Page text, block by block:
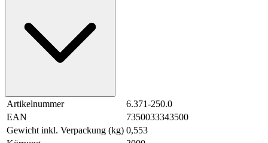
Artikelnummer
6.371-250.0
EAN
7350033343500
Gewicht inkl. Verpackung (kg) 0,553